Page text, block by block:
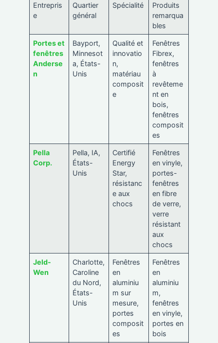
Entrepris
e
Quartier
général
Spécialité
Produits
remarqua
bles
Portes et
fenêtres
Anderse
n
Bayport,
Minnesot
a, États-
Unis
Qualité et
innovatio
n,
matériau
composit
e
Fenêtres
Fibrex,
fenêtres
à
revêteme
nt en
bois,
fenêtres
composit
es
Pella
Corp.
Pella, IA,
États-
Unis
Certifié
Energy
Star,
résistanc
e aux
chocs
Fenêtres
en vinyle,
portes-
fenêtres
en fibre
de verre,
verre
résistant
aux
chocs
Jeld-
Wen
Charlotte,
Caroline
du Nord,
États-
Unis
Fenêtres
en
aluminiu
m sur
mesure,
portes
composit
es
Fenêtres
en
aluminiu
m,
fenêtres
en vinyle,
portes en
bois